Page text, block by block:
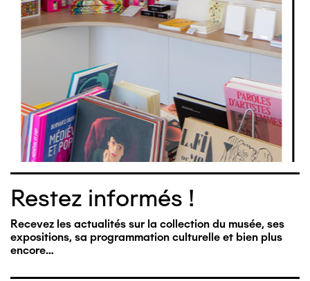
Restez informés !
Recevez les actualités sur la collection du musée, ses
expositions, sa programmation culturelle et bien plus
encore…